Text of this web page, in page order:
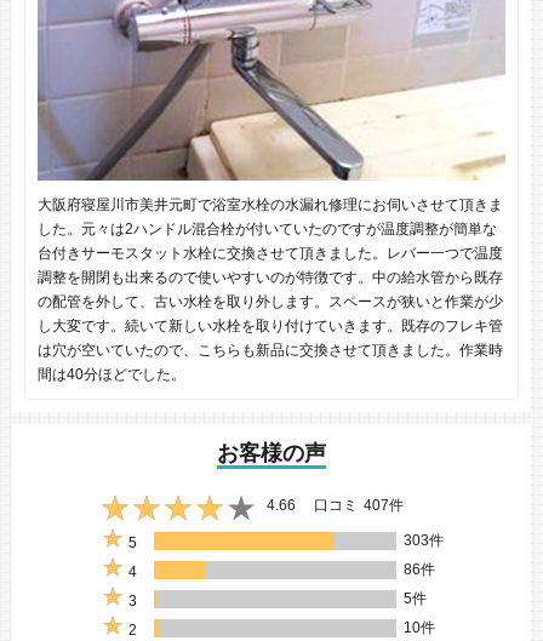
大阪府寝屋川市美井元町で浴室水栓の水漏れ修理にお伺いさせて頂きま
した。元々は2ハンドル混合栓が付いていたのですが温度調整が簡単な
台付きサーモスタット水栓に交換させて頂きました。レバー一つで温度
調整を開閉も出来るので使いやすいのが特徴です。中の給水管から既存
の配管を外して、古い水栓を取り外します。スペースが狭いと作業が少
し大変です。続いて新しい水栓を取り付けていきます。既存のフレキ管
は穴が空いていたので、こちらも新品に交換させて頂きました。作業時
間は40分ほどでした。
お客様の声
4.66 口コミ 407件
5
303件
4
86件
3
5件
2
10件